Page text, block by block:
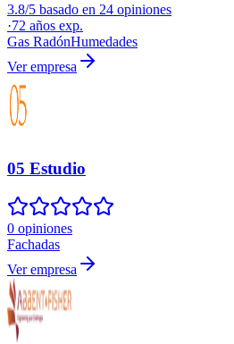
3.8/5 basado en 24 opiniones
·72 años exp.
Gas RadónHumedades
Ver empresa
05 Estudio
0 opiniones
Fachadas
Ver empresa